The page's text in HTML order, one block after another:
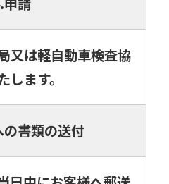
又は軽自動車検査協
ます。
書類の送付